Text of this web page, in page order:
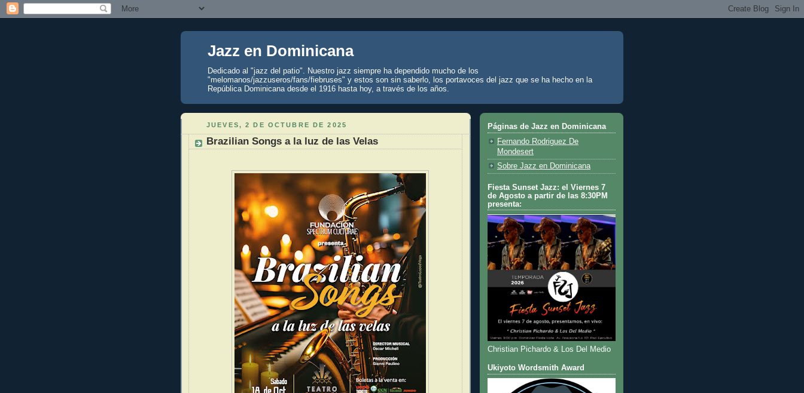
Jazz en Dominicana
Dedicado al "jazz del patio". Nuestro jazz siempre ha dependido mucho de los
"melomanos/jazzuseros/fans/fiebruses" y estos son sin saberlo, los portavoces del jazz que se ha hecho en la
República Dominicana desde el 1916 hasta hoy, a través de los años.
JUEVES, 2 DE OCTUBRE DE 2025
Brazilian Songs a la luz de las Velas
Páginas de Jazz en Dominicana
Fernando Rodriguez De
Mondesert
Sobre Jazz en Dominicana
Fiesta Sunset Jazz: el Viernes 7
de Agosto a partir de las 8:30PM
presenta:
Christian Pichardo & Los Del Medio
Ukiyoto Wordsmith Award